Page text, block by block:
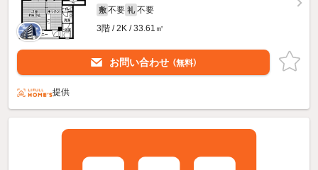
敷 不要 礼 不要
3階 / 2K / 33.61㎡
お問い合わせ （無料）
提供